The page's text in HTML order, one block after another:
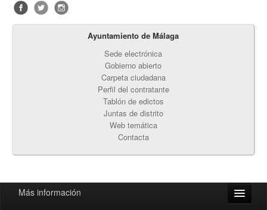
Ayuntamiento de Málaga
Sede electrónica
Gobierno abierto
Carpeta ciudadana
Perfil del contratante
Tablón de edictos
Juntas de distrito
Web temática
Contacta
Más información